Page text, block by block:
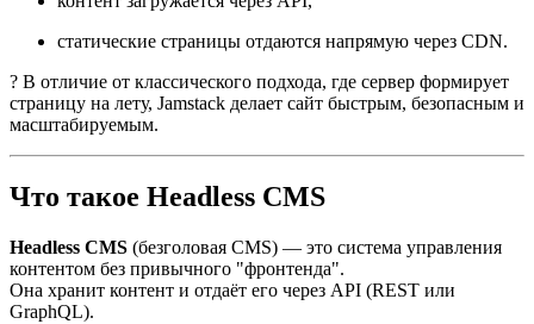
статические страницы отдаются напрямую через CDN.
? В отличие от классического подхода, где сервер формирует
страницу на лету, Jamstack делает сайт быстрым, безопасным и
масштабируемым.
Что такое Headless CMS
Headless CMS (безголовая CMS) — это система управления
контентом без привычного "фронтенда".
Она хранит контент и отдаёт его через API (REST или
GraphQL).